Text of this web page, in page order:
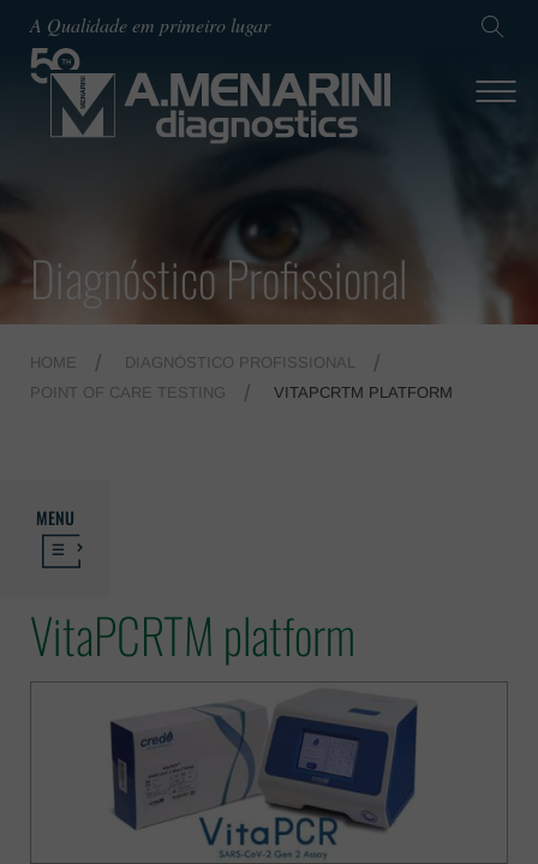
A Qualidade em primeiro lugar
Diagnóstico Profissional
HOME
DIAGNÓSTICO PROFISSIONAL
POINT OF CARE TESTING
VITAPCRTM PLATFORM
MENU
VitaPCRTM platform